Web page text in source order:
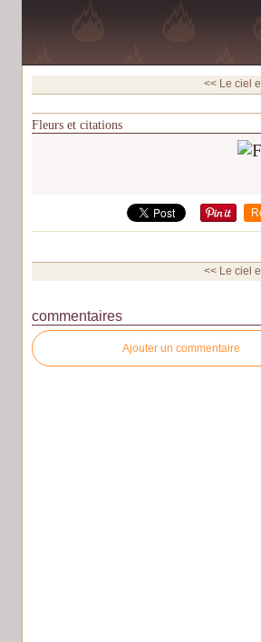
<< Le ciel
Fleurs et citations
<< Le ciel
commentaires
Ajouter un commentaire